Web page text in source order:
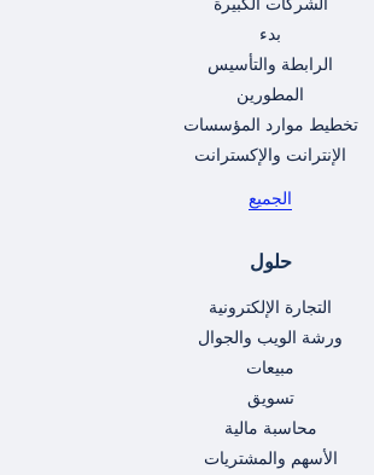
بدء
الرابطة والتأسيس
المطورين
تخطيط موارد المؤسسات
الإنترانت والإكسترانت
الجميع
حلول
التجارة الإلكترونية
ورشة الويب والجوال
مبيعات
تسويق
محاسبة مالية
الأسهم والمشتريات